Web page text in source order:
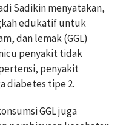
Sadikin menyatakan,
edukatif untuk
dan lemak (GGL)
penyakit tidak
penyakit
diabetes tipe 2.
GGL juga